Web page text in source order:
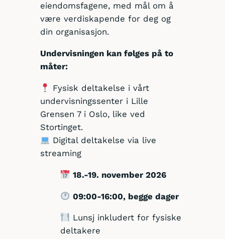
eiendomsfagene, med mål om å
være verdiskapende for deg og
din organisasjon.
Undervisningen kan følges på to
måter:
Fysisk deltakelse i vårt
undervisningssenter i Lille
Grensen 7 i Oslo, like ved
Stortinget.
Digital deltakelse via live
streaming
18.-19. november 2026
09:00-16:00, begge dager
Lunsj inkludert for fysiske
deltakere